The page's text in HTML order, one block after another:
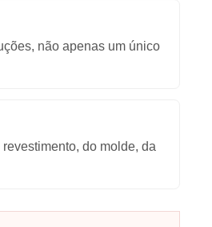
bem planejado amplia a
dos pedidos, desde que